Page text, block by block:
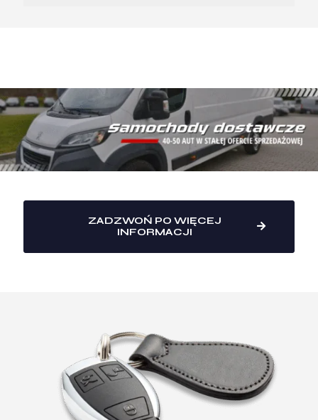
ZADZWOŃ PO WIĘCEJ
INFORMACJI